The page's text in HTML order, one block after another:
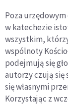
Poza
w katechezie
wszystkim,
wspólnoty
podejmują się
autorzy czują się
się własnymi
Korzystając z